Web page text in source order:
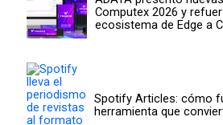
Computex 2026 y
ecosistema de Edge a
Spotify Articles: cómo
herramienta que